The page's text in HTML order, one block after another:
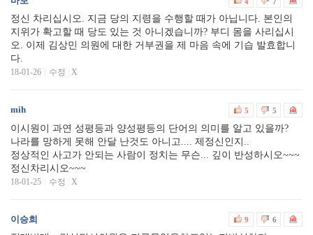
정신 차리십시오. 지금 당의 지령을 수행할 때가 아닙니다. 본인의
지위가 확고할 때 당도 있는 것 아니겠습니까? 부디 몸을 사리십시
오. 이제 김상민 의원에 대한 거부권을 제 마음 속에 기습 발효합니
다.
18-01-26 수정 X
mih 5 5
이시원이 과연 성평등과 양성평등의 단어의 의미를 알고 있을까?
나라를 망하게 못해 안달 난것도 아니고.... 제정신인지..
정상적인 사고가 안되는 사람이 정치는 무슨... 깊이 반성하시오~~~
정신차리시오~~~
18-01-25 수정 X
이승희 9 6